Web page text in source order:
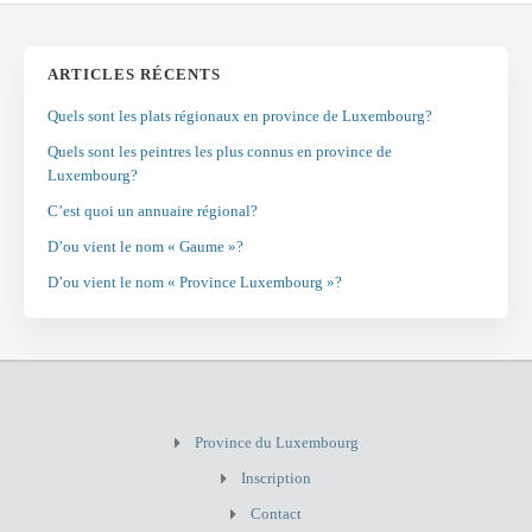
ARTICLES RÉCENTS
Quels sont les plats régionaux en province de Luxembourg?
Quels sont les peintres les plus connus en province de
Luxembourg?
C’est quoi un annuaire régional?
D’ou vient le nom « Gaume »?
D’ou vient le nom « Province Luxembourg »?
Province du Luxembourg
Inscription
Contact